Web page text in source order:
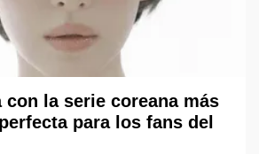
con la serie coreana más
para los fans del